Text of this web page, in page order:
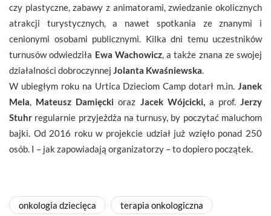
czy plastyczne, zabawy z animatorami, zwiedzanie okolicznych
atrakcji turystycznych, a nawet spotkania ze znanymi i
cenionymi osobami publicznymi. Kilka dni temu uczestników
turnusów odwiedziła Ewa Wachowicz, a także znana ze swojej
działalności dobroczynnej Jolanta Kwaśniewska
W ubiegłym roku na Urtica Dzieciom Camp dotarł m.in.
Janek
Mela
Mateusz Damięcki oraz Jacek Wójcicki, a prof.
Jerzy
Stuhr regularnie przyjeżdża na turnusy, by poczytać maluchom
bajki. Od 2016 roku w projekcie udział już wzięło ponad 250
osób. I – jak zapowiadają organizatorzy – to dopiero początek.
onkologia dziecięca
terapia onkologiczna